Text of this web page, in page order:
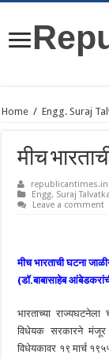
Home / Engg. Suraj
मीच
republicantimes.in
Engg. Suraj
Leave a comment
मीच भारताची घटना
(डाॅ.बाबासाहेब
भारताच्या
विधेयक सरकारने मंजूर
विधेयकावर १९ मार्च